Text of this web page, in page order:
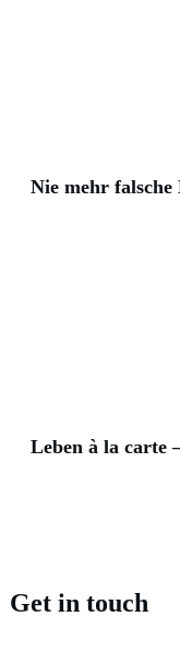
Nie mehr
Leben à la carte
Get in touch